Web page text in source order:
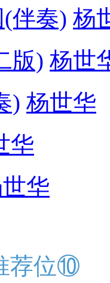
伴奏) 杨
版) 杨世
) 杨世华
华
华
荐位⑩